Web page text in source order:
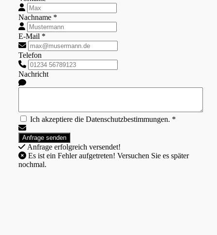
Nachname *
E-Mail *
Telefon
Nachricht
Ich akzeptiere die Datenschutzbestimmungen. *
Anfrage erfolgreich versendet!
nochmal.